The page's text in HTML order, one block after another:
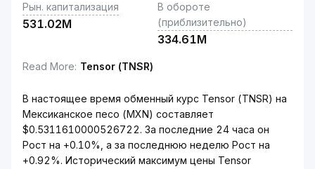
Рын. капитализация
531.02M
В обороте
(приблизительно)
334.61M
Read More: Tensor (TNSR)
В настоящее время обменный курс Tensor (TNSR) на
Мексиканское песо (MXN) составляет
$0.5311610000526722. За последние 24 часа он
Рост на +0.10%, а за последнюю неделю Рост на
+0.92%. Исторический максимум цены Tensor